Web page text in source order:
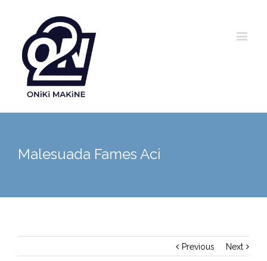
Malesuada Fames Aci
Previous Next